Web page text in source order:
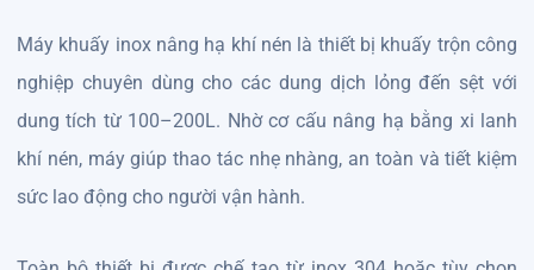
Máy khuấy inox nâng hạ khí nén là thiết bị khuấy trộn công
nghiệp chuyên dùng cho các dung dịch lỏng đến sệt với
dung tích từ 100–200L. Nhờ cơ cấu nâng hạ bằng xi lanh
khí nén, máy giúp thao tác nhẹ nhàng, an toàn và tiết kiệm
sức lao động cho người vận hành.